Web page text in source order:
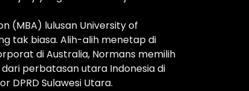
(MBA) lulusan University of
tak biasa. Alih-alih menetap di
di Australia, Normans memilih
perbatasan utara Indonesia di
DPRD Sulawesi Utara.